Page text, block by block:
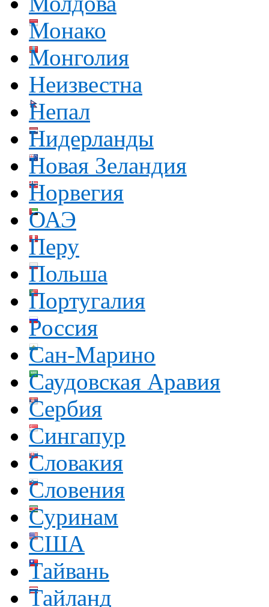
Монако
Монголия
Неизвестна
Непал
Нидерланды
Новая Зеландия
Норвегия
ОАЭ
Перу
Польша
Португалия
Россия
Сан-Марино
Саудовская Аравия
Сербия
Сингапур
Словакия
Словения
Суринам
США
Тайвань
Тайланд